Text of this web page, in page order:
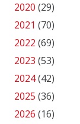
2020 (29)
2021 (70)
2022 (69)
2023 (53)
2024(42)
2025 (36)
2026 (16)